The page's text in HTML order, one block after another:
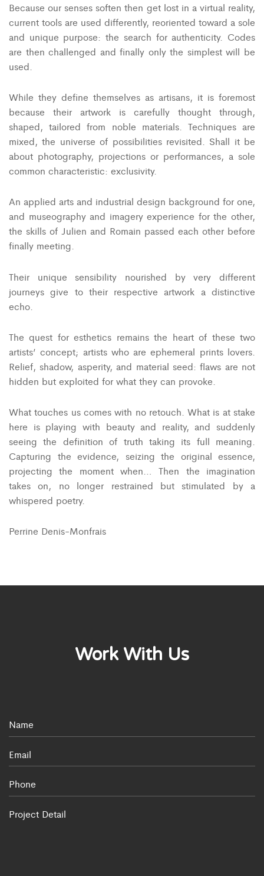
Because our senses soften then get lost in a virtual reality,
current tools are used differently, reoriented toward a sole
and unique purpose: the search for authenticity. Codes
are then challenged and finally only the simplest will be
used.
While they define themselves as artisans, it is foremost
because their artwork is carefully thought through,
shaped, tailored from noble materials. Techniques are
mixed, the universe of possibilities revisited. Shall it be
about photography, projections or performances, a sole
common characteristic: exclusivity.
An applied arts and industrial design background for one,
and museography and imagery experience for the other,
the skills of Julien and Romain passed each other before
finally meeting.
Their unique sensibility nourished by very different
journeys give to their respective artwork a distinctive
echo.
The quest for esthetics remains the heart of these two
artists’ concept; artists who are ephemeral prints lovers.
Relief, shadow, asperity, and material seed: flaws are not
hidden but exploited for what they can provoke.
What touches us comes with no retouch. What is at stake
here is playing with beauty and reality, and suddenly
seeing the definition of truth taking its full meaning.
Capturing the evidence, seizing the original essence,
projecting the moment when… Then the imagination
takes on, no longer restrained but stimulated by a
whispered poetry.
Perrine Denis-Monfrais
Work With Us